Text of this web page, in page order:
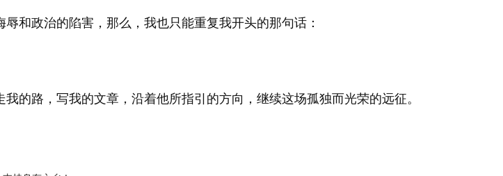
和政治的陷害，那么，我也只能重复我开头的那句话：
的路，写我的文章，沿着他所指引的方向，继续这场孤独而光荣的远征。